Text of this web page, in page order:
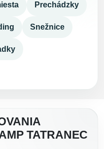
Prechádzky
Snežnice
TATRANEC